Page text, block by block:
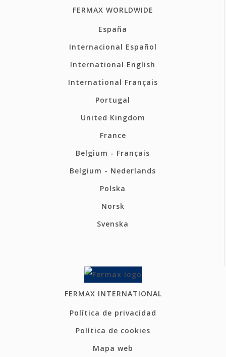
FERMAX WORLDWIDE
España
Internacional Español
International English
International Français
Portugal
United Kingdom
France
Belgium - Français
Belgium - Nederlands
Polska
Norsk
Svenska
FERMAX INTERNATIONAL
Política de privacidad
Política de cookies
Mapa web